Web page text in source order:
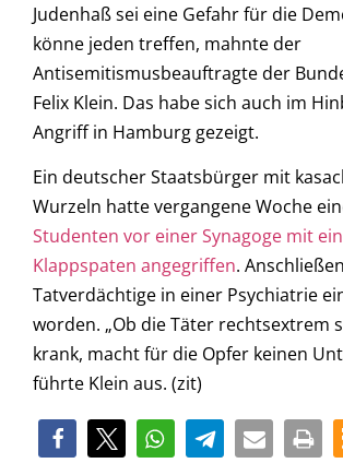
Judenhaß sei eine Gefahr für die
könne jeden treffen, mahnte der
Antisemitismusbeauftragte der
Felix Klein. Das habe sich auch im
Angriff in Hamburg gezeigt.
Ein deutscher Staatsbürger mit
Wurzeln hatte vergangene Woche
Studenten vor einer Synagoge mit
Klappspaten angegriffen.
Tatverdächtige in einer Psychiatrie
worden. „Ob die Täter rechtsextrem
krank, macht für die Opfer keinen
führte Klein aus. (zit)